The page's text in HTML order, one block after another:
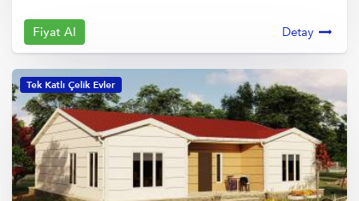
Fiyat Al Detay
Tek Katlı Çelik Evler